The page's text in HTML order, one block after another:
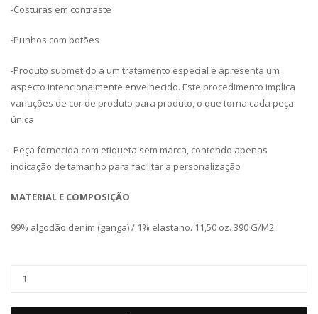
-Costuras em contraste
-Punhos com botões
-Produto submetido a um tratamento especial e apresenta um
aspecto intencionalmente envelhecido. Este procedimento implica
variações de cor de produto para produto, o que torna cada peça
única
-Peça fornecida com etiqueta sem marca, contendo apenas
indicação de tamanho para facilitar a personalização
MATERIAL E COMPOSIÇÃO
99% algodão denim (ganga) / 1% elastano. 11,50 oz. 390 G/M2